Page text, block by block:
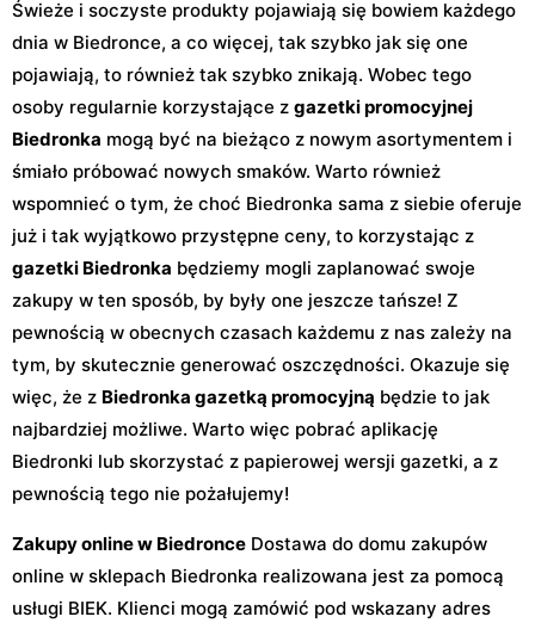
Świeże i soczyste produkty pojawiają się bowiem każdego
dnia w Biedronce, a co więcej, tak szybko jak się one
pojawiają, to również tak szybko znikają. Wobec tego
osoby regularnie korzystające z gazetki promocyjnej
Biedronka mogą być na bieżąco z nowym asortymentem i
śmiało próbować nowych smaków. Warto również
wspomnieć o tym, że choć Biedronka sama z siebie oferuje
już i tak wyjątkowo przystępne ceny, to korzystając z
gazetki Biedronka będziemy mogli zaplanować swoje
zakupy w ten sposób, by były one jeszcze tańsze! Z
pewnością w obecnych czasach każdemu z nas zależy na
tym, by skutecznie generować oszczędności. Okazuje się
więc, że z Biedronka gazetką promocyjną będzie to jak
najbardziej możliwe. Warto więc pobrać aplikację
Biedronki lub skorzystać z papierowej wersji gazetki, a z
pewnością tego nie pożałujemy!
Zakupy online w Biedronce Dostawa do domu zakupów
online w sklepach Biedronka realizowana jest za pomocą
usługi BIEK. Klienci mogą zamówić pod wskazany adres